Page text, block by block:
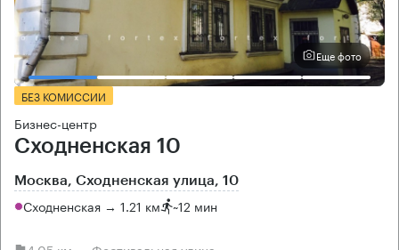
Еще фото
БЕЗ КОМИССИИ
Бизнес-центр
Сходненская 10
Москва, Сходненская улица, 10
Сходненская → 1.21 км ~12 мин